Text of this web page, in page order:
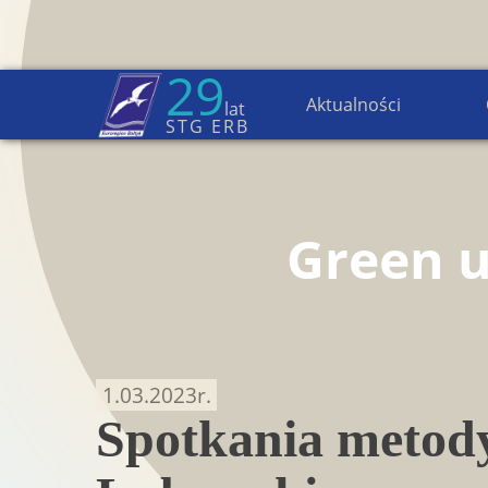
29lat
STG ERB
Aktualności
Strona główna→Aktualności
Green
Spotkania
1.03.2023r.